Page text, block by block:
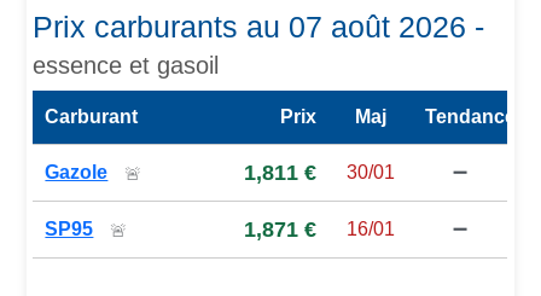
Prix carburants au 07 août 2026 -
essence et gasoil
Carburant Prix Maj Tendance
Gazole 🚨 1,811 € 30/01 ➖
SP95 🚨 1,871 € 16/01 ➖